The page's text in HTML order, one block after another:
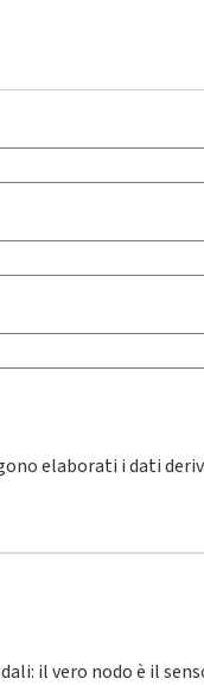
elaborati i dati
il vero nodo è il